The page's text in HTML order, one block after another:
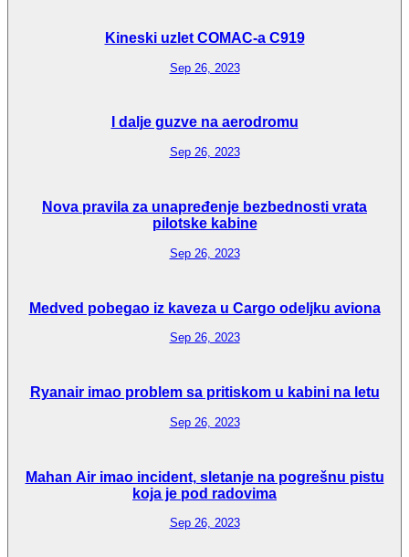
Kineski uzlet COMAC-a C919
Sep 26, 2023
I dalje guzve na aerodromu
Sep 26, 2023
Nova pravila za unapređenje bezbednosti vrata
pilotske kabine
Sep 26, 2023
Medved pobegao iz kaveza u Cargo odeljku aviona
Sep 26, 2023
Ryanair imao problem sa pritiskom u kabini na letu
Sep 26, 2023
Mahan Air imao incident, sletanje na pogrešnu pistu
koja je pod radovima
Sep 26, 2023